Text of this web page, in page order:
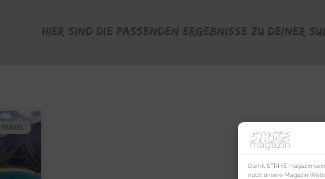
Damit STRIKE magazin
nutzt unsere Magazin
Hier sind die passenden Ergebnisse zu deiner
TRAVEL